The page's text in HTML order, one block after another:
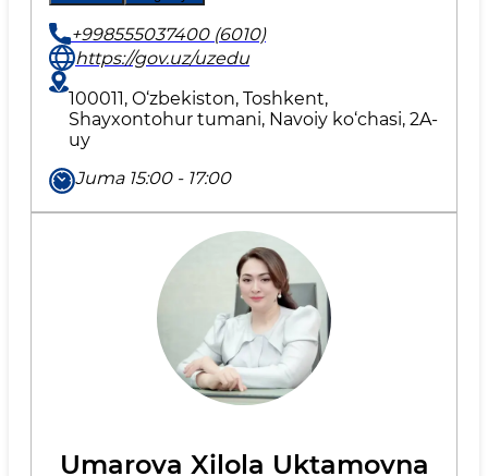
+998555037400 (6010)
https://gov.uz/uzedu
100011, O‘zbekiston, Toshkent,
Shayxontohur tumani, Navoiy ko‘chasi, 2A-
uy
Juma 15:00 - 17:00
Umarova Xilola Uktamovna